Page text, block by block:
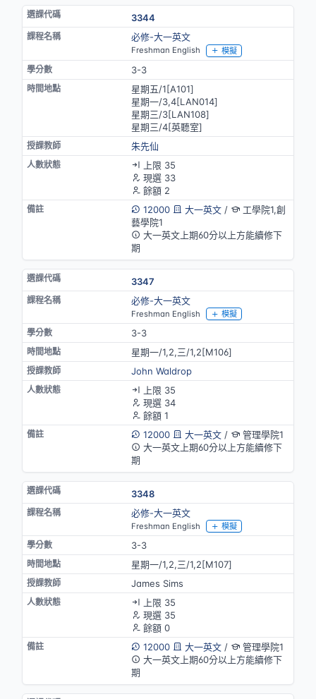
3344
必修-大一英文
Freshman English 模擬
3-3
星期五/1[A101]
星期一/3,4[LAN014]
星期三/3[LAN108]
星期三/4[英聽室]
朱先仙
上限 35
現選 33
餘額 2
12000
大一英文/
工學院1,創
藝學院1
大一英文上期60分以上方能續修下
期
3347
必修-大一英文
Freshman English 模擬
3-3
星期一/1,2,三/1,2[M106]
John Waldrop
上限 35
現選 34
餘額 1
12000
大一英文/
管理學院1
大一英文上期60分以上方能續修下
期
3348
必修-大一英文
Freshman English 模擬
3-3
星期一/1,2,三/1,2[M107]
James Sims
上限 35
現選 35
餘額 0
12000
大一英文/
管理學院1
大一英文上期60分以上方能續修下
期